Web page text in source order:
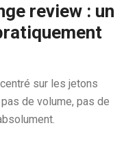
review : un
sur les jetons
de volume, pas de